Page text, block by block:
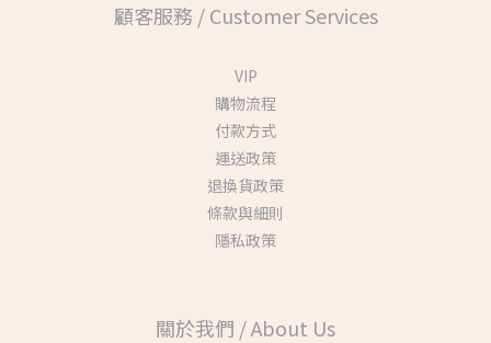
顧客服務 / Customer Services
VIP
購物流程
付款方式
運送政策
退換貨政策
條款與細則
隱私政策
關於我們 / About Us